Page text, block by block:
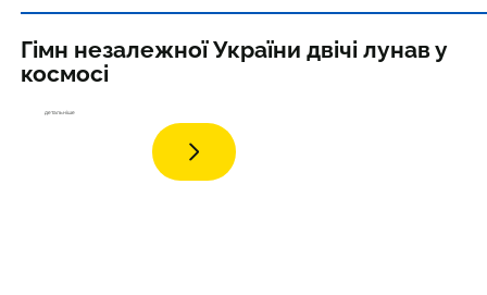
Гімн незалежної України двічі лунав у
космосі
детальніше